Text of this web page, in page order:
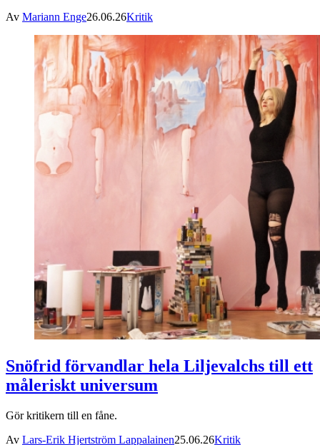
Av Mariann Enge26.06.26Kritik
Snöfrid förvandlar hela Liljevalchs till ett
måleriskt universum
Gör kritikern till en fåne.
Av Lars-Erik Hjertström Lappalainen25.06.26Kritik